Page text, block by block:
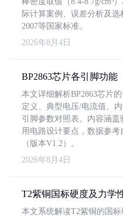
际计算案例、误差分析及
2007等国家标准。
2026年8月4日
BP2863芯片各引脚功能
本文详细解析BP2863芯片
定义、典型电压/电流值、
引脚参数对照表。内容涵
用电路设计要点，数据参
（版本V1.2）。
2026年8月4日
T2紫铜国标硬度及力学
本文系统解读T2紫铜的国